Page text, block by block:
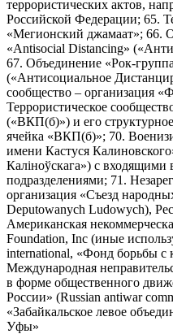
террористических актов,
Российской Федерации; 65.
«Мегионский джамаат»; 66.
«Antisocial Distancing»
67. Объединение «Рок-
(«Антисоциальное
сообщество – организация
Террористическое
(«ВКП(б)») и его
ячейка «ВКП(б)»; 70.
имени Кастуся
Калiноўскага») с входящими
подразделениями; 71.
организация «Съезд
Deputowanych Ludowych),
Американская
Foundation, Inc (иные
international, «Фонд борьбы с
Международная
в форме общественного
России» (Russian antiwar
«Забайкальское левое
Уфы»